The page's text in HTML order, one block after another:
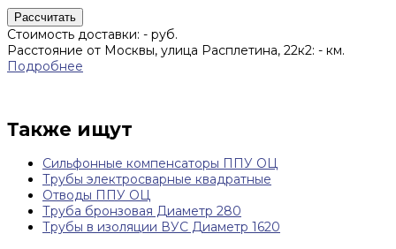
Рассчитать
Стоимость доставки: - руб.
Расстояние от Москвы, улица Расплетина, 22к2: - км.
Подробнее
Также ищут
Сильфонные компенсаторы ППУ ОЦ
Трубы электросварные квадратные
Отводы ППУ ОЦ
Труба бронзовая Диаметр 280
Трубы в изоляции ВУС Диаметр 1620